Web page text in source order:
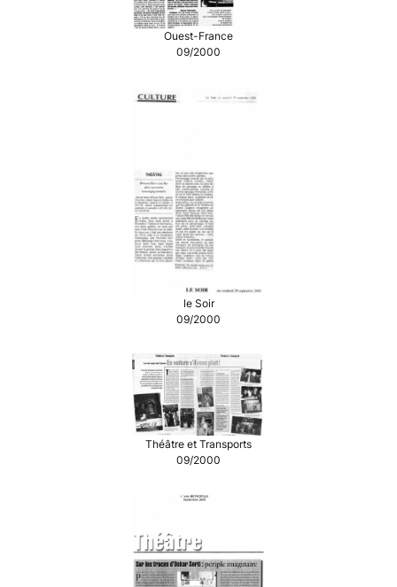
Ouest-France
09/2000
le Soir
09/2000
Théâtre et Transports
09/2000